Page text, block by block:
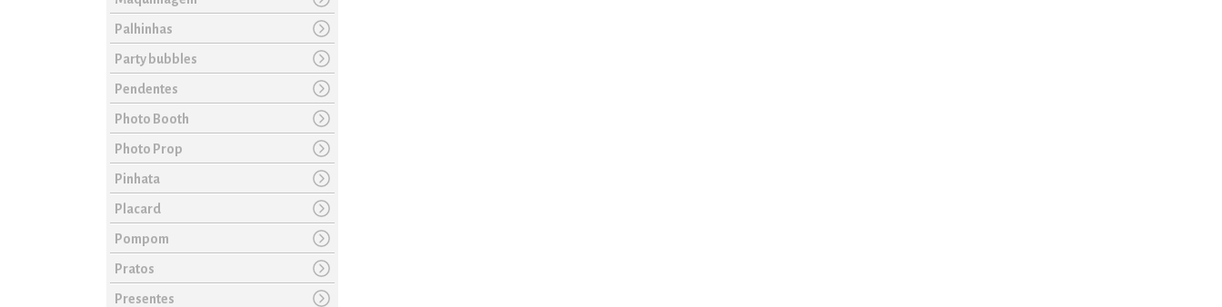
Palhinhas
Party bubbles
Pendentes
Photo Booth
Photo Prop
Pinhata
Placard
Pompom
Pratos
Presentes